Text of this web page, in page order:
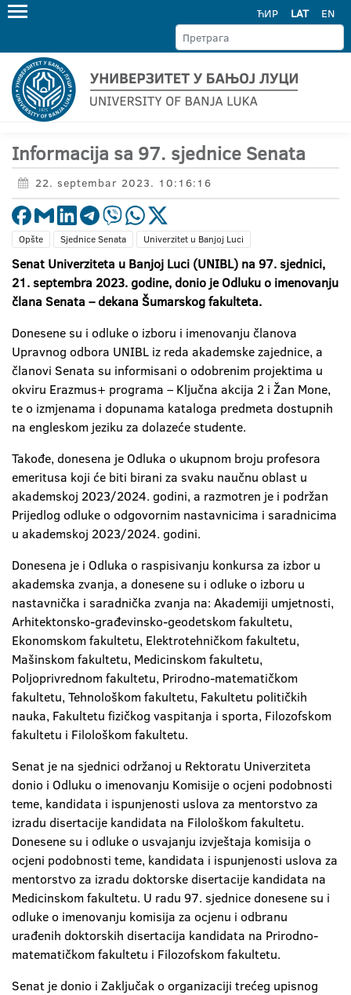
ЋИР LAT EN
Informacija sa 97. sjednice Senata
22. septembar 2023. 10:16:16
Opšte Sjednice Senata Univerzitet u Banjoj Luci
Senat Univerziteta u Banjoj Luci (UNIBL) na 97. sjednici,
21. septembra 2023. godine, donio je Odluku o imenovanju
člana Senata –dekana Šumarskog fakulteta.
Donesene su i odluke o izboru i imenovanju članova
Upravnog odbora UNIBL iz reda akademske zajednice, a
članovi Senata su informisani o odobrenim projektima u
okviru Erazmus+ programa – Ključna akcija 2 i Žan Mone,
te o izmjenama i dopunama kataloga predmeta dostupnih
na engleskom jeziku za dolazeće studente.
Takođe, donesena je Odluka o ukupnom broju profesora
emeritusa koji će biti birani za svaku naučnu oblast u
akademskoj 2023/2024. godini, a razmotren je i podržan
Prijedlog odluke o odgovornim nastavnicima i saradnicima
u akademskoj 2023/2024. godini.
Donesena je i Odluka o raspisivanju konkursa za izbor u
akademska zvanja, a donesene su i odluke o izboru u
nastavnička i saradnička zvanja na: Akademiji umjetnosti,
Arhitektonsko-građevinsko-geodetskom fakultetu,
Ekonomskom fakultetu, Elektrotehničkom fakultetu,
Mašinskom fakultetu, Medicinskom fakultetu,
Poljoprivrednom fakultetu, Prirodno-matematičkom
fakultetu, Tehnološkom fakultetu, Fakultetu političkih
nauka, Fakultetu fizičkog vaspitanja i sporta, Filozofskom
fakultetu i Filološkom fakultetu.
Senat je na sjednici održanoj u Rektoratu Univerziteta
donio i Odluku o imenovanju Komisije o ocjeni podobnosti
teme, kandidata i ispunjenosti uslova za mentorstvo za
izradu disertacije kandidata na Filološkom fakultetu.
Donesene su i odluke o usvajanju izvještaja komisija o
ocjeni podobnosti teme, kandidata i ispunjenosti uslova za
mentorstvo za izradu doktorske disertacije kandidata na
Medicinskom fakultetu. U radu 97. sjednice donesene su i
odluke o imenovanju komisija za ocjenu i odbranu
urađenih doktorskih disertacija kandidata na Prirodno-
matematičkom fakultetu i Filozofskom fakultetu.
Senat je donio i Zaključak o organizaciji trećeg upisnog